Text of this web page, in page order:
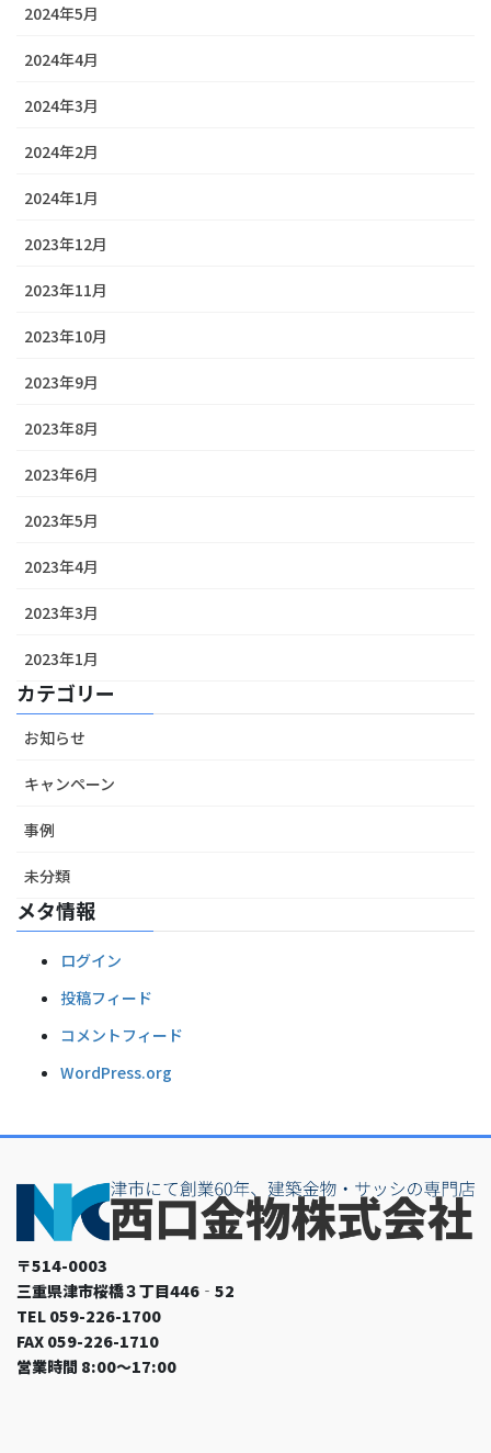
2024年5月
2024年4月
2024年3月
2024年2月
2024年1月
2023年12月
2023年11月
2023年10月
2023年9月
2023年8月
2023年6月
2023年5月
2023年4月
2023年3月
2023年1月
カテゴリー
お知らせ
キャンペーン
事例
未分類
メタ情報
ログイン
投稿フィード
コメントフィード
WordPress.org
〒514-0003
三重県津市桜橋３丁目446‐52
TEL 059-226-1700
FAX 059-226-1710
営業時間 8:00～17:00